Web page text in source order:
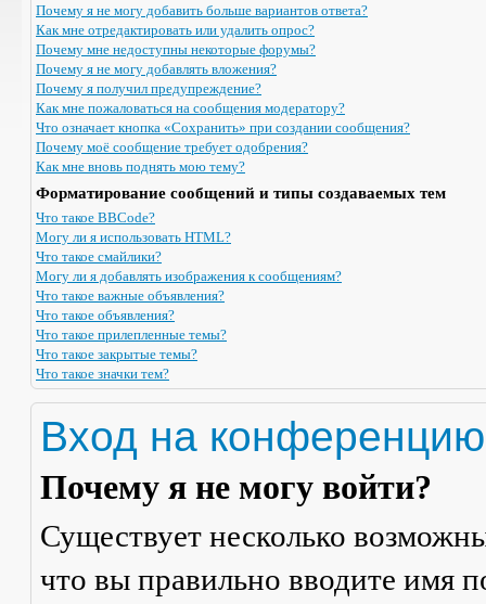
Почему я не могу добавить больше вариантов ответа?
Как мне отредактировать или удалить опрос?
Почему мне недоступны некоторые форумы?
Почему я не могу добавлять вложения?
Почему я получил предупреждение?
Как мне пожаловаться на сообщения модератору?
Что означает кнопка «Сохранить» при создании сообщения?
Почему моё сообщение требует одобрения?
Как мне вновь поднять мою тему?
Форматирование сообщений и типы создаваемых тем
Что такое BBCode?
Могу ли я использовать HTML?
Что такое смайлики?
Могу ли я добавлять изображения к сообщениям?
Что такое важные объявления?
Что такое объявления?
Что такое прилепленные темы?
Что такое закрытые темы?
Что такое значки тем?
Вход на
Почему я не могу войти?
Существует несколько
что вы правильно вводите имя